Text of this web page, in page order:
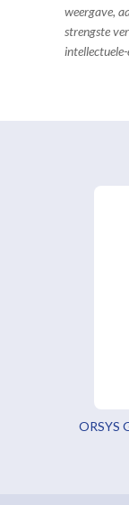
weergave,
strengste
ORSYS